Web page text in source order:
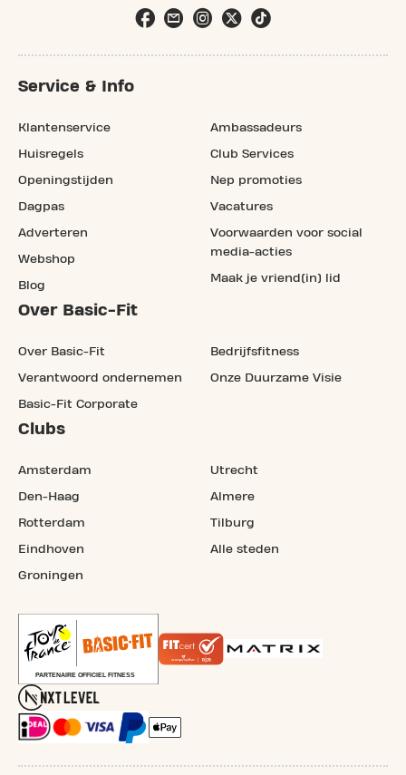
Service & Info
Klantenservice
Huisregels
Openingstijden
Dagpas
Adverteren
Webshop
Blog
Ambassadeurs
Club Services
Nep promoties
Vacatures
Voorwaarden voor social
media-acties
Maak je vriend(in) lid
Over Basic-Fit
Over Basic-Fit
Verantwoord ondernemen
Basic-Fit Corporate
Bedrijfsfitness
Onze Duurzame Visie
Clubs
Amsterdam
Den-Haag
Rotterdam
Eindhoven
Groningen
Utrecht
Almere
Tilburg
Alle steden